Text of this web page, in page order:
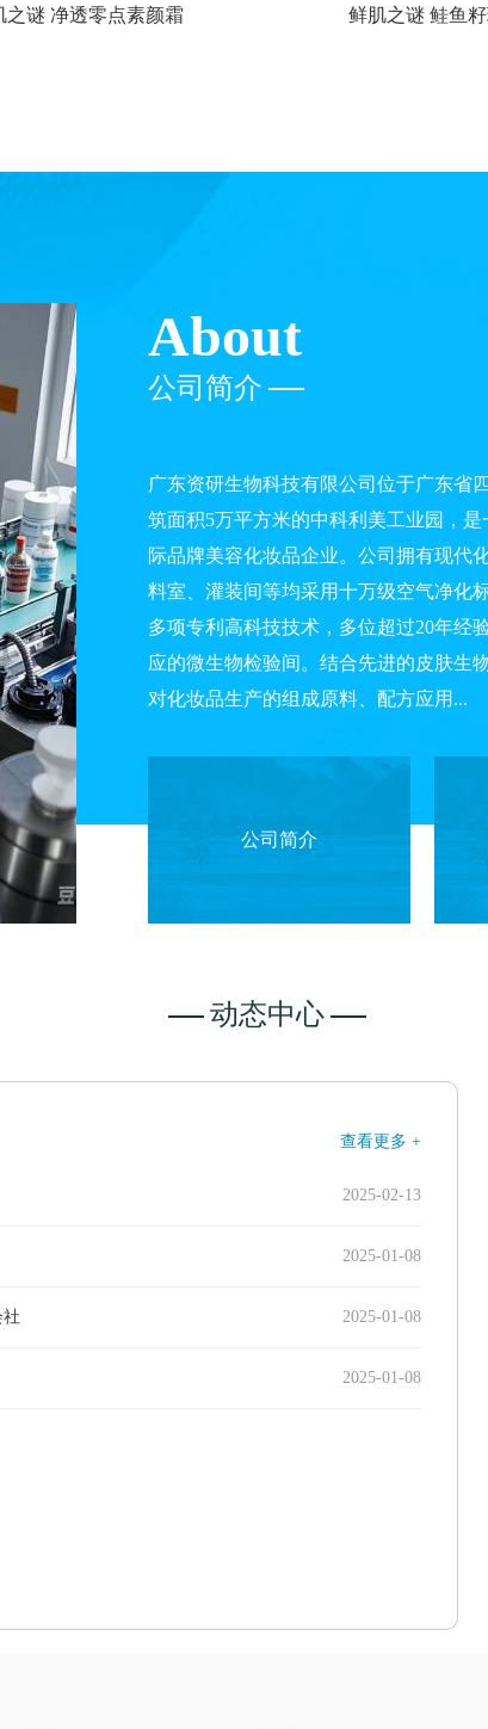
之谜 净透零点素颜霜 鲜肌之谜 鲑鱼
About
公司简介
广东资研生物科技有限公司位于广东省
筑面积5万平方米的中科利美工业园，
际品牌美容化妆品企业。公司拥有现代
料室、灌装间等均采用十万级空气净化
多项专利高科技技术，多位超过20年经
应的微生物检验间。结合先进的皮肤生
对化妆品生产的组成原料、配方应用...
公司简介
动态中心
查看更多 +
2025-02-13
2025-01-08
2025-01-08
2025-01-08